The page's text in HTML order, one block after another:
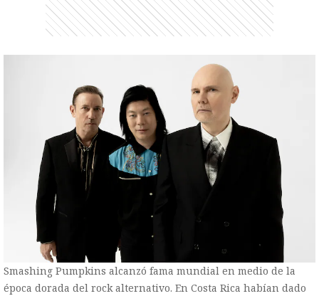
Smashing Pumpkins alcanzó fama mundial en medio de la
época dorada del rock alternativo. En Costa Rica habían dado